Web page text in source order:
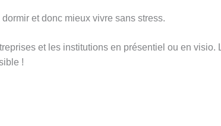
et donc mieux vivre sans stress.
et les institutions en présentiel ou en visio.
!